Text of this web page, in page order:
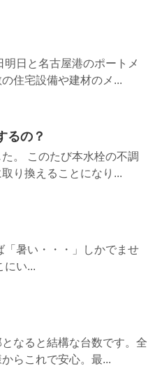
日と名古屋港のポートメ
住宅設備や建材のメ...
るの？
。 このたび本水栓の不調
り換えることになり...
暑い・・・」しかでませ
にい...
なると結構な台数です。全
らこれで安心。最...